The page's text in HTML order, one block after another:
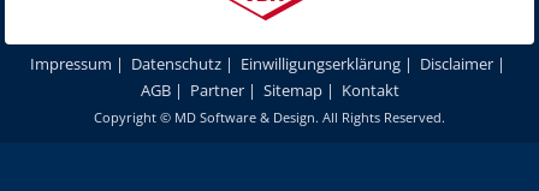
Impressum | Datenschutz | Einwilligungserklärung | Disclaimer |
AGB| Partner| Sitemap| Kontakt
Copyright © MD Software & Design. All Rights Reserved.